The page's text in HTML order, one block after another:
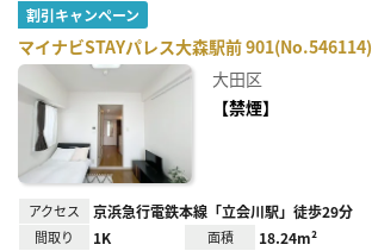
割引キャンペーン
マイナビSTAYパレス大森駅前 901(No.546114)
大田区
【禁煙】
アクセス 京浜急行電鉄本線「立会川駅」徒歩29分
間取り 1K 面積 18.24m²